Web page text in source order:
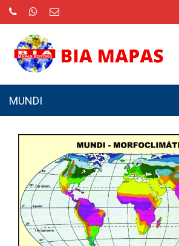
MUNDI